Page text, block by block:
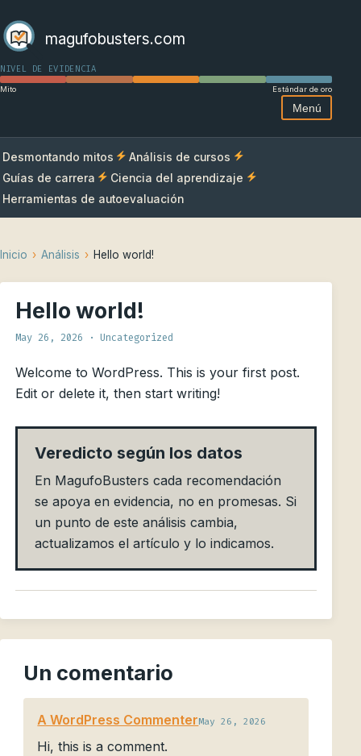
magufobusters.com
NIVEL DE EVIDENCIA
Mito Estándar de oro
Menú
Desmontando mitos
Análisis de cursos
Guías de carrera
Ciencia del aprendizaje
Herramientas de autoevaluación
Inicio › Análisis › Hello world!
Hello world!
May 26, 2026 · Uncategorized
Welcome to WordPress. This is your first post.
Edit or delete it, then start writing!
Veredicto según los datos
En MagufoBusters cada recomendación
se apoya en evidencia, no en promesas. Si
un punto de este análisis cambia,
actualizamos el artículo y lo indicamos.
Un comentario
A WordPress CommenterMay 26, 2026
Hi, this is a comment.